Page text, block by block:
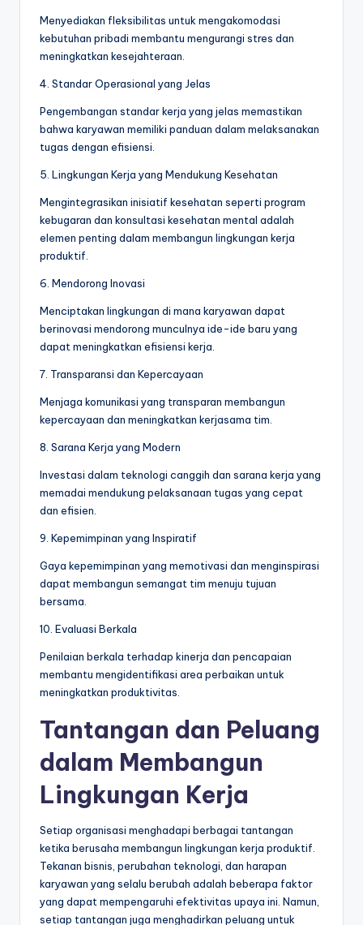
Menyediakan fleksibilitas untuk mengakomodasi
kebutuhan pribadi membantu mengurangi stres dan
meningkatkan kesejahteraan.
4. Standar Operasional yang Jelas
Pengembangan standar kerja yang jelas memastikan
bahwa karyawan memiliki panduan dalam melaksanakan
tugas dengan efisiensi.
5. Lingkungan Kerja yang Mendukung Kesehatan
Mengintegrasikan inisiatif kesehatan seperti program
kebugaran dan konsultasi kesehatan mental adalah
elemen penting dalam membangun lingkungan kerja
produktif.
6. Mendorong Inovasi
Menciptakan lingkungan di mana karyawan dapat
berinovasi mendorong munculnya ide-ide baru yang
dapat meningkatkan efisiensi kerja.
7. Transparansi dan Kepercayaan
Menjaga komunikasi yang transparan membangun
kepercayaan dan meningkatkan kerjasama tim.
8. Sarana Kerja yang Modern
Investasi dalam teknologi canggih dan sarana kerja yang
memadai mendukung pelaksanaan tugas yang cepat
dan efisien.
9. Kepemimpinan yang Inspiratif
Gaya kepemimpinan yang memotivasi dan menginspirasi
dapat membangun semangat tim menuju tujuan
bersama.
10. Evaluasi Berkala
Penilaian berkala terhadap kinerja dan pencapaian
membantu mengidentifikasi area perbaikan untuk
meningkatkan produktivitas.
Tantangan dan Peluang
dalam Membangun
Lingkungan Kerja
Setiap organisasi menghadapi berbagai tantangan
ketika berusaha membangun lingkungan kerja produktif.
Tekanan bisnis, perubahan teknologi, dan harapan
karyawan yang selalu berubah adalah beberapa faktor
yang dapat mempengaruhi efektivitas upaya ini. Namun,
setiap tantangan juga menghadirkan peluang untuk